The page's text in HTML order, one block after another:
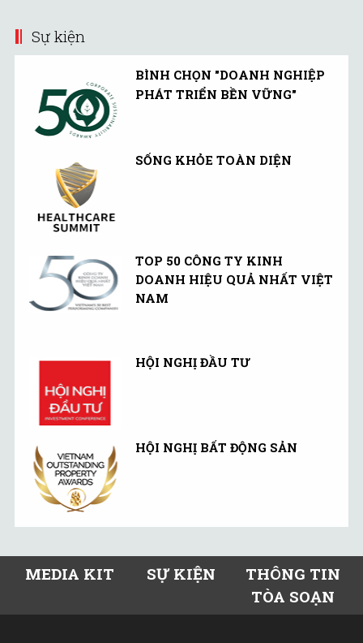
Sự kiện
BÌNH CHỌN "DOANH NGHIỆP
PHÁT TRIỂN BỀN VỮNG"
SỐNG KHỎE TOÀN DIỆN
TOP 50 CÔNG TY KINH
DOANH HIỆU QUẢ NHẤT VIỆT
NAM
HỘI NGHỊ ĐẦU TƯ
HỘI NGHỊ BẤT ĐỘNG SẢN
MEDIA KIT SỰ KIỆN
THÔNG TIN
TÒA SOẠN